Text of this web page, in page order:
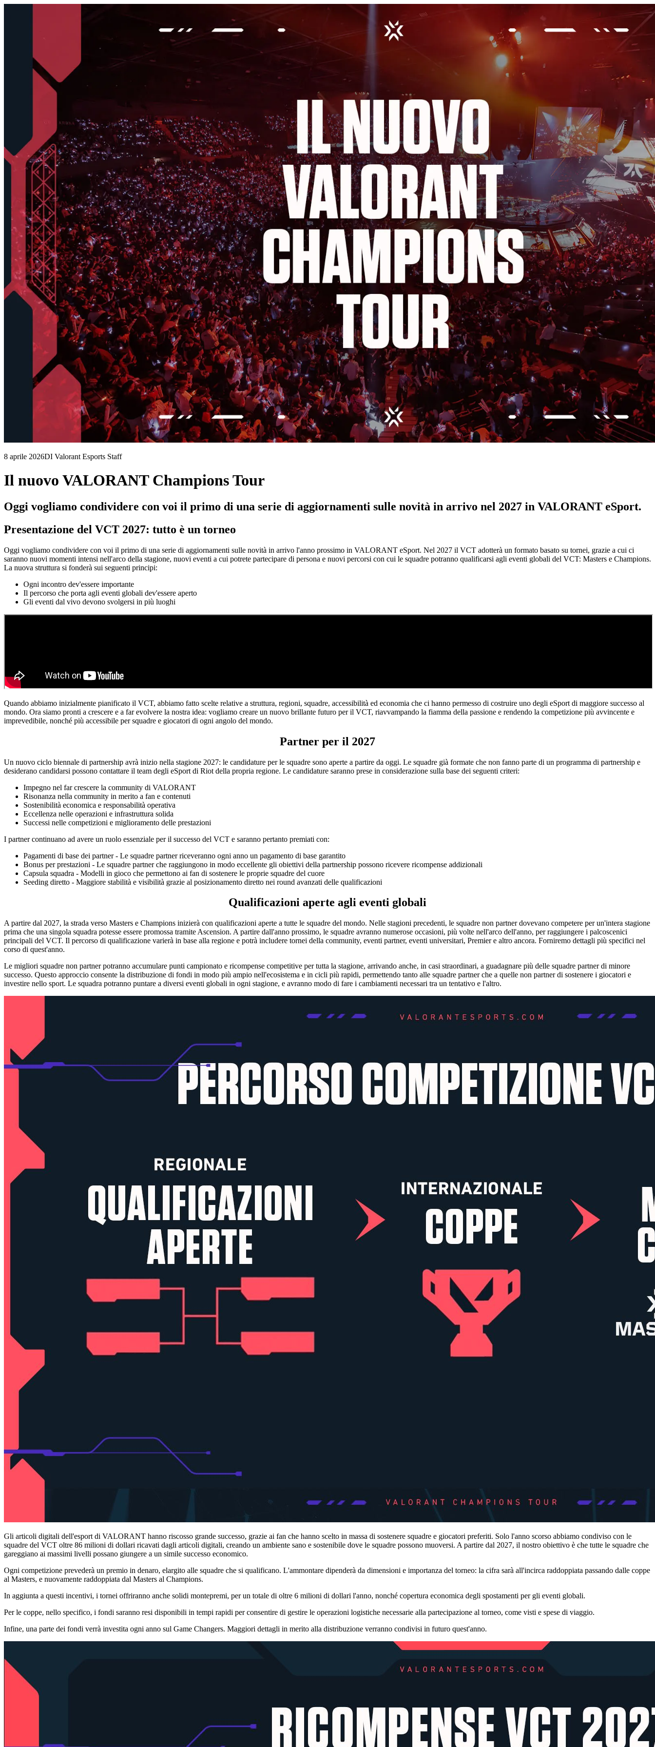
8 aprile 2026DI Valorant Esports Staff
Il nuovo VALORANT Champions Tour
Oggi vogliamo condividere con voi il primo di una serie di aggiornamenti sulle novità in arrivo nel 2027 in VALORANT eSport.
Presentazione del VCT 2027: tutto è un torneo
Oggi vogliamo condividere con voi il primo di una serie di aggiornamenti sulle novità in arrivo l'anno prossimo in VALORANT eSport. Nel 2027 il VCT adotterà un formato basato su tornei, grazie a cui ci
saranno nuovi momenti intensi nell'arco della stagione, nuovi eventi a cui potrete partecipare di persona e nuovi percorsi con cui le squadre potranno qualificarsi agli eventi globali del VCT: Masters e Champions.
La nuova struttura si fonderà sui seguenti principi:
Ogni incontro dev'essere importante
Il percorso che porta agli eventi globali dev'essere aperto
Gli eventi dal vivo devono svolgersi in più luoghi
Quando abbiamo inizialmente pianificato il VCT, abbiamo fatto scelte relative a struttura, regioni, squadre, accessibilità ed economia che ci hanno permesso di costruire uno degli eSport di maggiore successo al
mondo. Ora siamo pronti a crescere e a far evolvere la nostra idea: vogliamo creare un nuovo brillante futuro per il VCT, riavvampando la fiamma della passione e rendendo la competizione più avvincente e
imprevedibile, nonché più accessibile per squadre e giocatori di ogni angolo del mondo.
Partner per il 2027
Un nuovo ciclo biennale di partnership avrà inizio nella stagione 2027: le candidature per le squadre sono aperte a partire da oggi. Le squadre già formate che non fanno parte di un programma di partnership e
desiderano candidarsi possono contattare il team degli eSport di Riot della propria regione. Le candidature saranno prese in considerazione sulla base dei seguenti criteri:
Impegno nel far crescere la community di VALORANT
Risonanza nella community in merito a fan e contenuti
Sostenibilità economica e responsabilità operativa
Eccellenza nelle operazioni e infrastruttura solida
Successi nelle competizioni e miglioramento delle prestazioni
I partner continuano ad avere un ruolo essenziale per il successo del VCT e saranno pertanto premiati con:
Pagamenti di base dei partner - Le squadre partner riceveranno ogni anno un pagamento di base garantito
Bonus per prestazioni - Le squadre partner che raggiungono in modo eccellente gli obiettivi della partnership possono ricevere ricompense addizionali
Capsula squadra - Modelli in gioco che permettono ai fan di sostenere le proprie squadre del cuore
Seeding diretto - Maggiore stabilità e visibilità grazie al posizionamento diretto nei round avanzati delle qualificazioni
Qualificazioni aperte agli eventi globali
A partire dal 2027, la strada verso Masters e Champions inizierà con qualificazioni aperte a tutte le squadre del mondo. Nelle stagioni precedenti, le squadre non partner dovevano competere per un'intera stagione
prima che una singola squadra potesse essere promossa tramite Ascension. A partire dall'anno prossimo, le squadre avranno numerose occasioni, più volte nell'arco dell'anno, per raggiungere i palcoscenici
principali del VCT. Il percorso di qualificazione varierà in base alla regione e potrà includere tornei della community, eventi partner, eventi universitari, Premier e altro ancora. Forniremo dettagli più specifici nel
corso di quest'anno.
Le migliori squadre non partner potranno accumulare punti campionato e ricompense competitive per tutta la stagione, arrivando anche, in casi straordinari, a guadagnare più delle squadre partner di minore
successo. Questo approccio consente la distribuzione di fondi in modo più ampio nell'ecosistema e in cicli più rapidi, permettendo tanto alle squadre partner che a quelle non partner di sostenere i giocatori e
investire nello sport. Le squadra potranno puntare a diversi eventi globali in ogni stagione, e avranno modo di fare i cambiamenti necessari tra un tentativo e l'altro.
Gli articoli digitali dell'esport di VALORANT hanno riscosso grande successo, grazie ai fan che hanno scelto in massa di sostenere squadre e giocatori preferiti. Solo l'anno scorso abbiamo condiviso con le
squadre del VCT oltre 86 milioni di dollari ricavati dagli articoli digitali, creando un ambiente sano e sostenibile dove le squadre possono muoversi. A partire dal 2027, il nostro obiettivo è che tutte le squadre che
gareggiano ai massimi livelli possano giungere a un simile successo economico.
Ogni competizione prevederà un premio in denaro, elargito alle squadre che si qualificano. L'ammontare dipenderà da dimensioni e importanza del torneo: la cifra sarà all'incirca raddoppiata passando dalle coppe
al Masters, e nuovamente raddoppiata dal Masters al Champions.
In aggiunta a questi incentivi, i tornei offriranno anche solidi montepremi, per un totale di oltre 6 milioni di dollari l'anno, nonché copertura economica degli spostamenti per gli eventi globali.
Per le coppe, nello specifico, i fondi saranno resi disponibili in tempi rapidi per consentire di gestire le operazioni logistiche necessarie alla partecipazione al torneo, come visti e spese di viaggio.
Infine, una parte dei fondi verrà investita ogni anno sul Game Changers. Maggiori dettagli in merito alla distribuzione verranno condivisi in futuro quest'anno.